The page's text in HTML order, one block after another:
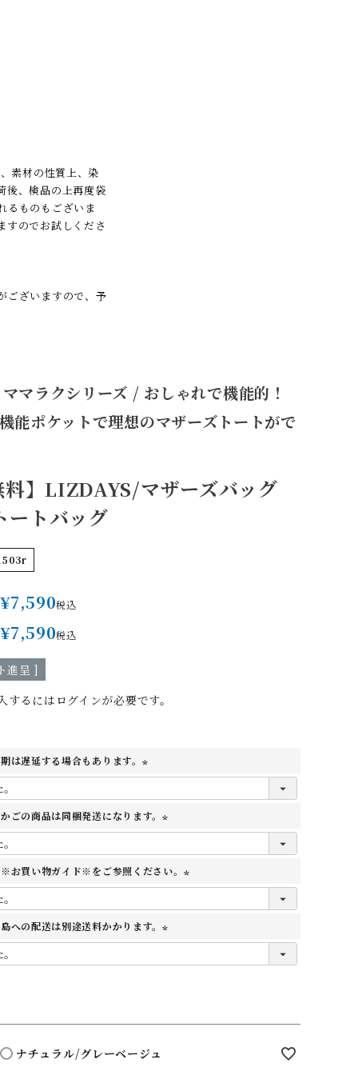
素材の性質上、染
後、検品の上再度袋
るものもございま
すのでお試しくださ
ございますので、予
マラクシリーズ / おしゃれで機能的！
能ポケットで理想のマザーズトートがで
料】LIZDAYS/マザーズバッグ
ートバッグ
¥7,590税込
¥7,590税込
進呈 ]
するにはログインが必要です。
は遅延する場合もあります。
必
須
ごの商品は同梱発送になります。
必
須
お買い物ガイド※をご参照ください。
必
への配送は別途送料かかります。
必
ナチュラル/グレーベージュ